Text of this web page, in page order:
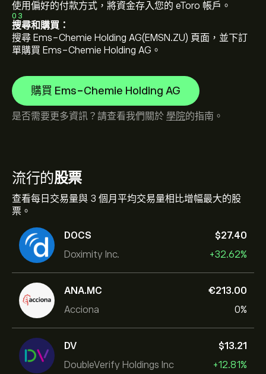
流行的股票
查看每日交易量與 3 個月平均交易量相比增幅最大的股
票。
DOCS
Doximity Inc.
‎$‎27.40
+32.62%
ANA.MC
Acciona
‎€‎213.00
0%
DV
DoubleVerify Holdings Inc
‎$‎13.21
+12.81%
使用偏好的付款方式，將資金存入您的 eToro 帳戶。
03
搜尋和購買：
搜尋 Ems-Chemie Holding AG(EMSN.ZU) 頁面，並下訂
單購買 Ems-Chemie Holding AG。
購買 Ems-Chemie Holding AG
是否需要更多資訊？請查看我們關於 學院的指南。